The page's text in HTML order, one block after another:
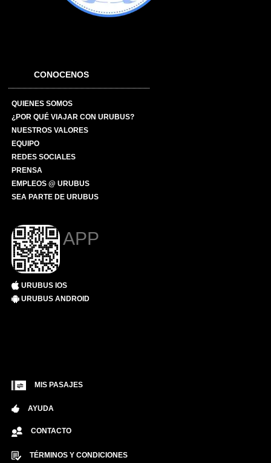
CONOCENOS
QUIENES SOMOS
¿POR QUÉ VIAJAR CON URUBUS?
NUESTROS VALORES
EQUIPO
REDES SOCIALES
PRENSA
EMPLEOS @ URUBUS
SEA PARTE DE URUBUS
APP
URUBUS IOS
URUBUS ANDROID
MIS PASAJES
AYUDA
CONTACTO
TÉRMINOS Y CONDICIONES